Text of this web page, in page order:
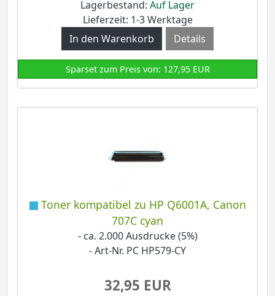
Lagerbestand: Auf Lager
Lieferzeit: 1-3 Werktage
Details
Sparset zum Preis von: 127,95 EUR
Toner kompatibel zu HP Q6001A, Canon
707C cyan
- ca. 2.000 Ausdrucke (5%)
- Art-Nr. PC HP579-CY
32,95 EUR